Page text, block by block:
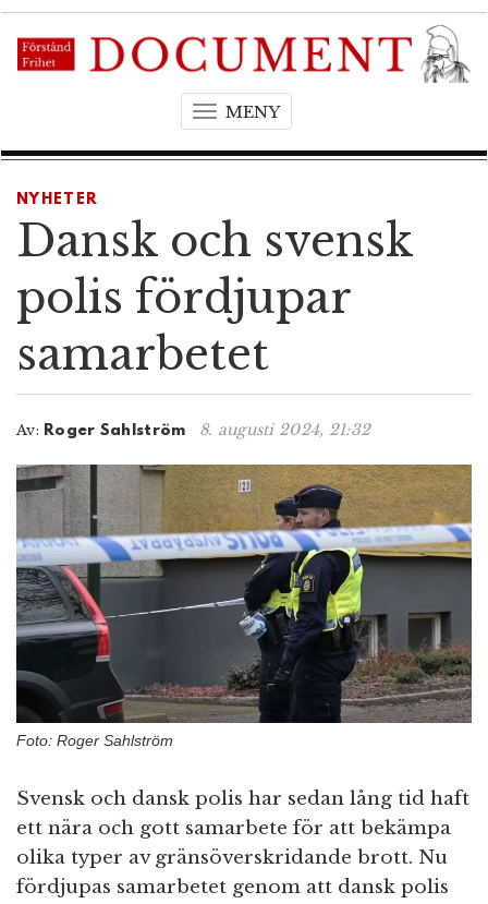
MENYT
g
e
a
v
t
o
n
NYHETER
Dansk och svensk
polis fördjupar
samarbetet
Av: Roger Sahlström 8. augusti 2024, 21:32
Foto: Roger Sahlström
Svensk och dansk polis har sedan lång tid haft
ett nära och gott samarbete för att bekämpa
olika typer av gränsöverskridande brott. Nu
fördjupas samarbetet genom att dansk polis